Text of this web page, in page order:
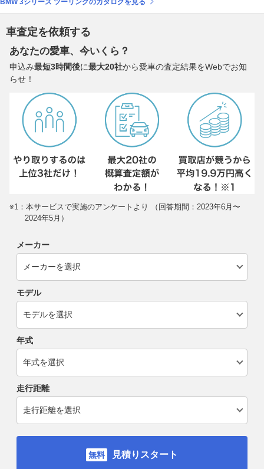
BMW 3シリーズ ツーリングのカタログを見る
車査定を依頼する
あなたの愛車、今いくら？
申込み最短3時間後に最大20社から愛車の査定結果をWebでお知
らせ！
※1：本サービスで実施のアンケートより （回答期間：2023年6月〜
2024年5月）
メーカー
モデル
年式
走行距離
見積りスタート